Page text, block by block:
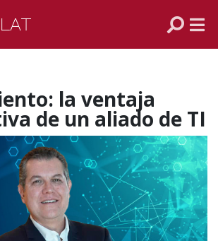
la ventaja
de un aliado de TI
VENEZUELA
ECUADOR
PERÚ
CHILE
ARGENTINA